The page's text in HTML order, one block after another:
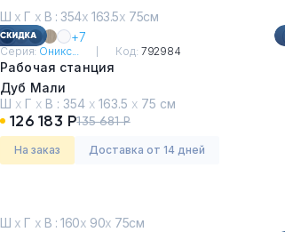
Ш х Г х В : 354х 163.5х 75см
+7
Серия: Оникс... Код: 792984
Рабочая станция
Дуб Мали
Ш х Г х В : 354 х 163.5 х 75 см
126 183 Р135 681 Р
На заказ Доставка от 14 дней
Ш х Г х В : 160х 90х 75см